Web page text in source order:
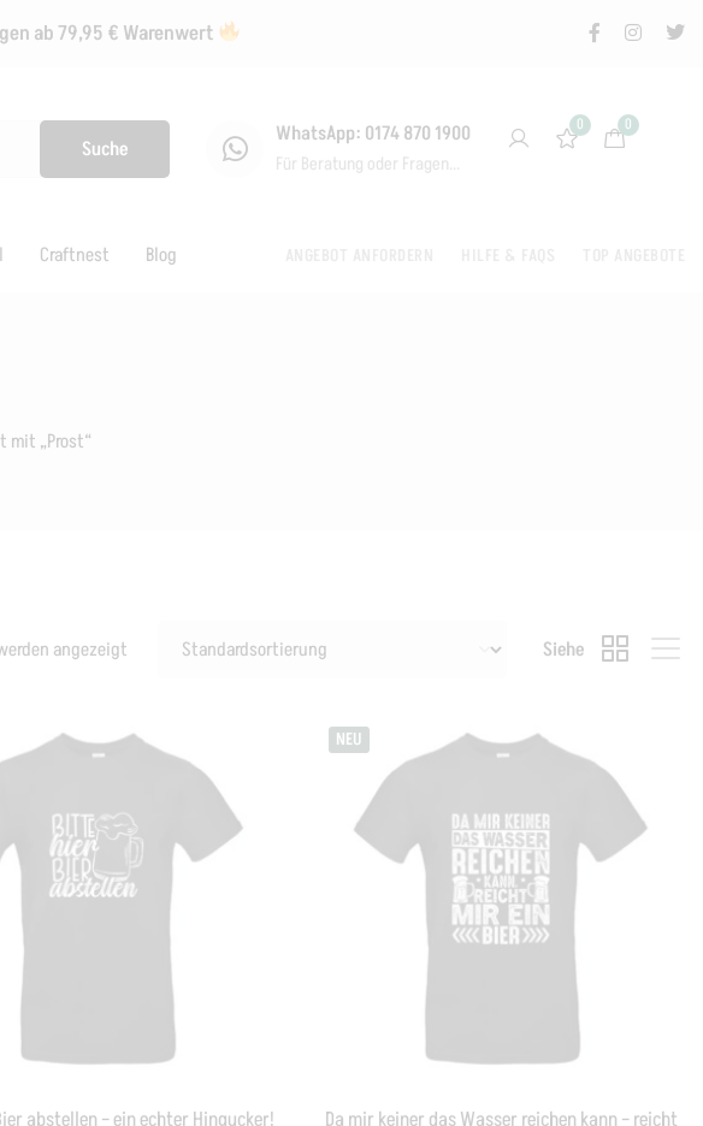
ab 79,95 € Warenwert
Suche
WhatsApp: 0174 870 1900
Für Beratung oder Fragen...
0 0
Craftnest Blog
mit „Prost“
angezeigt Siehe
abstellen – ein echter Hingucker!
NEU
Da mir keiner das Wasser reichen kann – reicht